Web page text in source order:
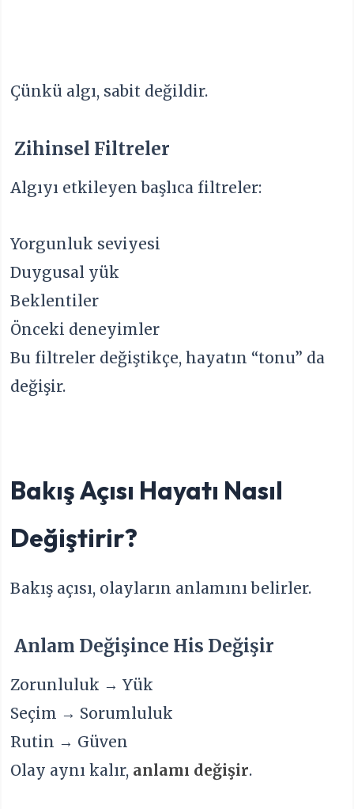
Çünkü algı, sabit değildir.
Zihinsel Filtreler
Algıyı etkileyen başlıca filtreler:
Yorgunluk seviyesi
Duygusal yük
Beklentiler
Önceki deneyimler
Bu filtreler değiştikçe, hayatın “tonu” da
değişir.
Bakış Açısı Hayatı Nasıl
Değiştirir?
Bakış açısı, olayların anlamını belirler.
Anlam Değişince His Değişir
Zorunluluk → Yük
Seçim → Sorumluluk
Rutin → Güven
Olay aynı kalır, anlamı değişir.